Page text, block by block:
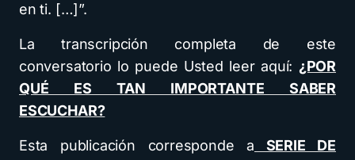
en ti. […]”.
La transcripción completa de este
conversatorio lo puede Usted leer aquí: ¿POR
QUÉ ES TAN IMPORTANTE SABER
ESCUCHAR?
Esta publicación corresponde a SERIE DE